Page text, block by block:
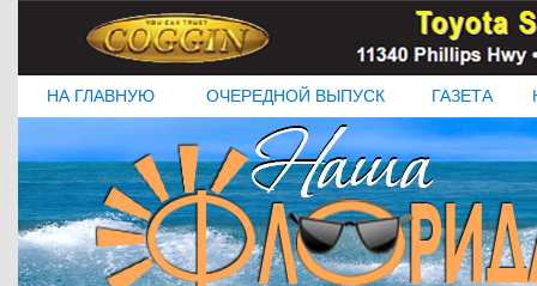
НА ГЛАВНУЮ ОЧЕРЕДНОЙ ВЫПУСК ГАЗЕТА